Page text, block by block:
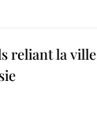
reliant la ville